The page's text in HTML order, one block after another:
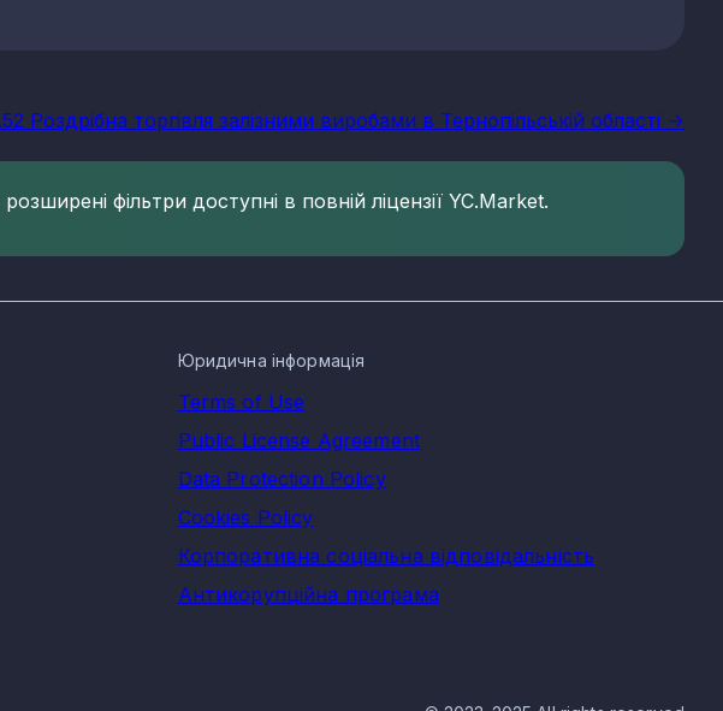
Роздрібна торгівля залізними виробами в Тернопільській області ->
фільтри доступні в повній ліцензії YC.Market.
Юридична інформація
Terms of Use
Public License Agreement
Data Protection Policy
Cookies Policy
Корпоративна соціальна відповідальність
Антикорупційна програма